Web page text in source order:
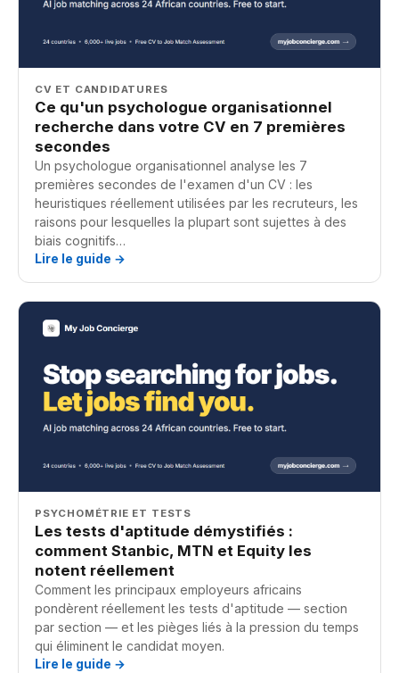
CV ET CANDIDATURES
Ce qu'un psychologue organisationnel
recherche dans votre CV en 7 premières
secondes
Un psychologue organisationnel analyse les 7
premières secondes de l'examen d'un CV : les
heuristiques réellement utilisées par les recruteurs, les
raisons pour lesquelles la plupart sont sujettes à des
biais cognitifs…
Lire le guide →
PSYCHOMÉTRIE ET TESTS
Les tests d'aptitude démystifiés :
comment Stanbic, MTN et Equity les
notent réellement
Comment les principaux employeurs africains
pondèrent réellement les tests d'aptitude — section
par section — et les pièges liés à la pression du temps
qui éliminent le candidat moyen.
Lire le guide →